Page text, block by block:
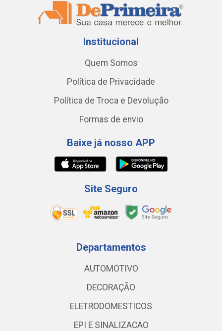
Institucional
Quem Somos
Política de Privacidade
Política de Troca e Devolução
Formas de envio
Baixe já nosso APP
Site Seguro
Departamentos
AUTOMOTIVO
DECORAÇÃO
ELETRODOMESTICOS
EPI E SINALIZACAO